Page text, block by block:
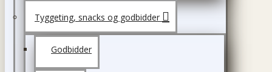
Tyggeting, snacks og godbidder
Godbidder